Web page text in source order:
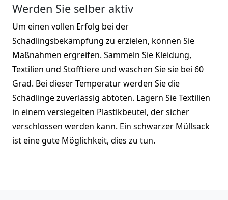
Werden Sie selber aktiv
Um einen vollen Erfolg bei der
Schädlingsbekämpfung zu erzielen, können Sie
Maßnahmen ergreifen. Sammeln Sie Kleidung,
Textilien und Stofftiere und waschen Sie sie bei 60
Grad. Bei dieser Temperatur werden Sie die
Schädlinge zuverlässig abtöten. Lagern Sie Textilien
in einem versiegelten Plastikbeutel, der sicher
verschlossen werden kann. Ein schwarzer Müllsack
ist eine gute Möglichkeit, dies zu tun.